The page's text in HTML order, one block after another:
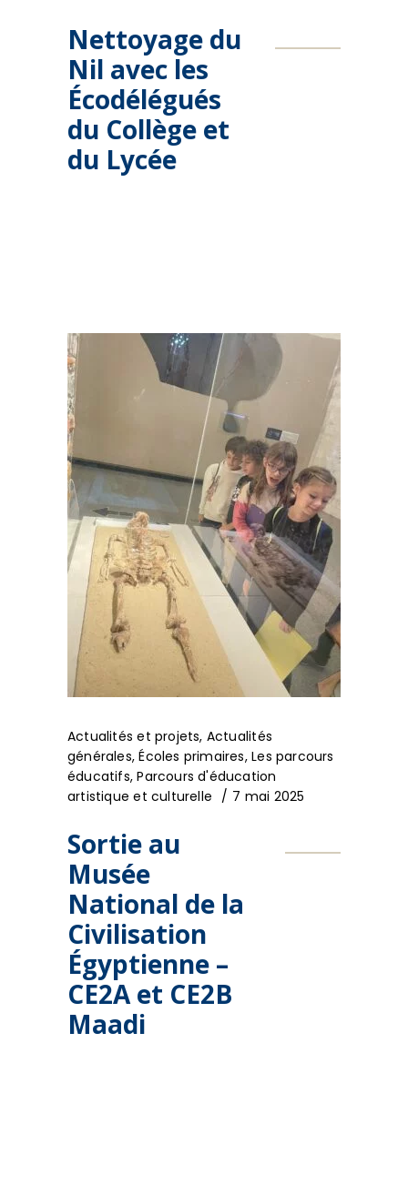
Nettoyage du
Nil avec les
Écodélégués
du Collège et
du Lycée
Actualités et projets, Actualités
générales,Écoles primaires,Les parcours
éducatifs,Parcours d'éducation
artistique et culturelle
7 mai 2025
Sortie au
Musée
National de la
Civilisation
Égyptienne –
CE2A et CE2B
Maadi